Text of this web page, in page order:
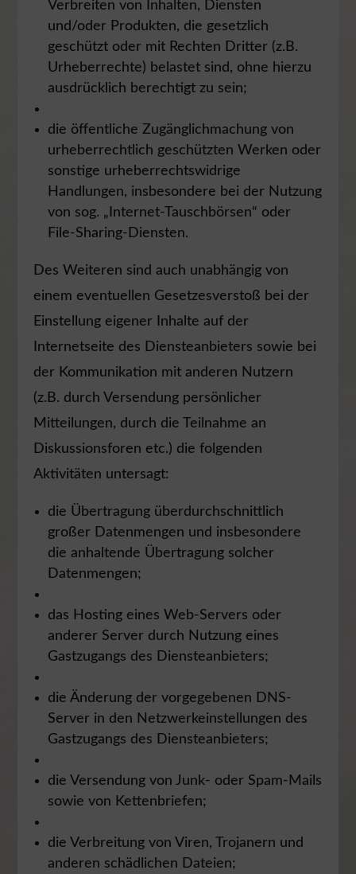
Verbreiten von Inhalten, Diensten
und/oder Produkten, die gesetzlich
geschützt oder mit Rechten Dritter (z.B.
Urheberrechte) belastet sind, ohne hierzu
ausdrücklich berechtigt zu sein;
die öffentliche Zugänglichmachung von
urheberrechtlich geschützten Werken oder
sonstige urheberrechtswidrige
Handlungen, insbesondere bei der Nutzung
von sog. „Internet-Tauschbörsen“ oder
File-Sharing-Diensten.
Des Weiteren sind auch unabhängig von
einem eventuellen Gesetzesverstoß bei der
Einstellung eigener Inhalte auf der
Internetseite des Diensteanbieters sowie bei
der Kommunikation mit anderen Nutzern
(z.B. durch Versendung persönlicher
Mitteilungen, durch die Teilnahme an
Diskussionsforen etc.) die folgenden
Aktivitäten untersagt:
die Übertragung überdurchschnittlich
großer Datenmengen und insbesondere
die anhaltende Übertragung solcher
Datenmengen;
das Hosting eines Web-Servers oder
anderer Server durch Nutzung eines
Gastzugangs des Diensteanbieters;
die Änderung der vorgegebenen DNS-
Server in den Netzwerkeinstellungen des
Gastzugangs des Diensteanbieters;
die Versendung von Junk- oder Spam-Mails
sowie von Kettenbriefen;
die Verbreitung von Viren, Trojanern und
anderen schädlichen Dateien;